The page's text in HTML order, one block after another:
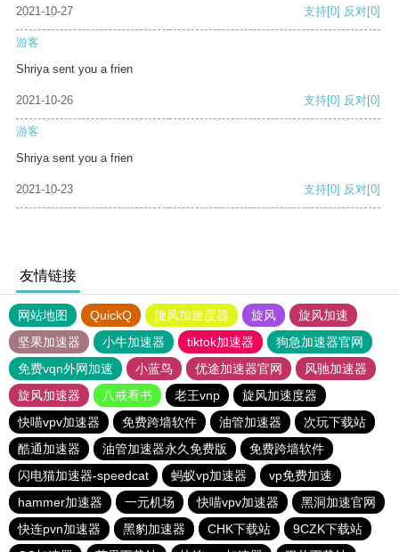
2021-10-27 支持[0] 反对[0]
游客
Shriya sent you a frien
2021-10-26 支持[0] 反对[0]
游客
Shriya sent you a frien
2021-10-23 支持[0] 反对[0]
友情链接
网站地图 QuickQ 旋风加速度器 旋风
旋风加速
坚果加速器
小牛加速器 tiktok加速器
狗急加速器官网
免费vqn外网加速
小蓝鸟 优途加速器官网
风驰加速器
旋风加速器
八戒看书 老王vnp
旋风加速度器
快喵vpv加速器
免费跨墙软件 油管加速器
次玩下载站
酷通加速器
油管加速器永久免费版
免费跨墙软件
闪电猫加速器-speedcat
蚂蚁vp加速器
vp免费加速
hammer加速器
一元机场 快喵vpv加速器
黑洞加速官网
快连pvn加速器
黑豹加速器 CHK下载站
9CZK下载站